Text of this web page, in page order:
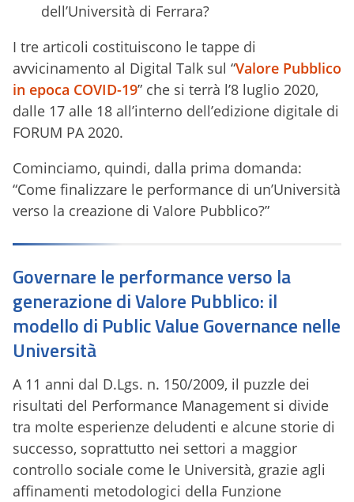
dell’Università di Ferrara?
I tre articoli costituiscono le tappe di
avvicinamento al Digital Talk sul “Valore Pubblico
in epoca COVID-19” che si terrà l’8 luglio 2020,
dalle 17 alle 18 all’interno dell’edizione digitale di
FORUM PA 2020.
Cominciamo, quindi, dalla prima domanda:
“Come finalizzare le performance di un’Università
verso la creazione di Valore Pubblico?”
Governare le performance verso la
generazione di Valore Pubblico: il
modello di Public Value Governance nelle
Università
A 11 anni dal D.Lgs. n. 150/2009, il puzzle dei
risultati del Performance Management si divide
tra molte esperienze deludenti e alcune storie di
successo, soprattutto nei settori a maggior
controllo sociale come le Università, grazie agli
affinamenti metodologici della Funzione